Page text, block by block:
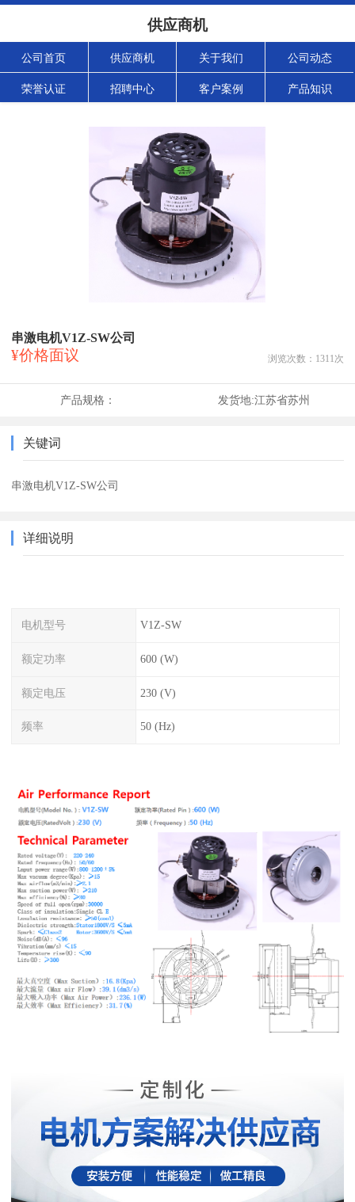
供应商机
公司首页 供应商机 关于我们 公司动态
荣誉认证 招聘中心 客户案例 产品知识
串激电机V1Z-SW公司
¥价格面议 浏览次数： 1311次
产品规格： 发货地:江苏省苏州
关键词
串激电机V1Z-SW公司
详细说明
电机型号 V1Z-SW
额定功率 600 (W)
额定电压 230 (V)
频率 50 (Hz)